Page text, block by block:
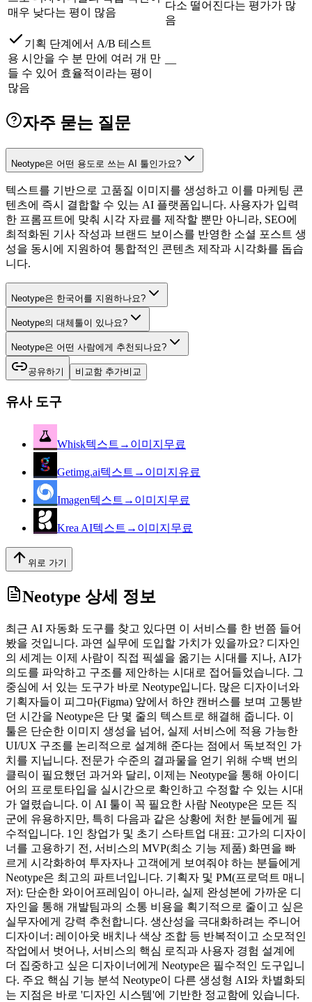
매우 낮다는 평이 많음
다소 떨어진다는 평가가 많
음
기획 단계에서 A/B 테스트
용 시안을 수 분 만에 여러 개 만
들 수 있어 효율적이라는 평이
많음
—
자주 묻는 질문
Neotype은 어떤 용도로 쓰는 AI 툴인가요?
텍스트를 기반으로 고품질 이미지를 생성하고 이를 마케팅 콘
텐츠에 즉시 결합할 수 있는 AI 플랫폼입니다. 사용자가 입력
한 프롬프트에 맞춰 시각 자료를 제작할 뿐만 아니라, SEO에
최적화된 기사 작성과 브랜드 보이스를 반영한 소셜 포스트 생
성을 동시에 지원하여 통합적인 콘텐츠 제작과 시각화를 돕습
니다.
Neotype은 한국어를 지원하나요?
Neotype의 대체툴이 있나요?
Neotype은 어떤 사람에게 추천되나요?
공유하기 비교함 추가비교
유사 도구
Whisk텍스트→이미지 무료
Getimg.ai텍스트→이미지 유료
Imagen텍스트→이미지 무료
Krea AI텍스트→이미지 무료
위로 가기
Neotype 상세 정보
최근 AI 자동화 도구를 찾고 있다면 이 서비스를 한 번쯤 들어
봤을 것입니다. 과연 실무에 도입할 가치가 있을까요? 디자인
의 세계는 이제 사람이 직접 픽셀을 옮기는 시대를 지나, AI가
의도를 파악하고 구조를 제안하는 시대로 접어들었습니다. 그
중심에 서 있는 도구가 바로 Neotype입니다. 많은 디자이너와
기획자들이 피그마(Figma) 앞에서 하얀 캔버스를 보며 고통받
던 시간을 Neotype은 단 몇 줄의 텍스트로 해결해 줍니다. 이
툴은 단순한 이미지 생성을 넘어, 실제 서비스에 적용 가능한
UI/UX 구조를 논리적으로 설계해 준다는 점에서 독보적인 가
치를 지닙니다. 전문가 수준의 결과물을 얻기 위해 수백 번의
클릭이 필요했던 과거와 달리, 이제는 Neotype을 통해 아이디
어의 프로토타입을 실시간으로 확인하고 수정할 수 있는 시대
가 열렸습니다. 이 AI 툴이 꼭 필요한 사람 Neotype은 모든 직
군에 유용하지만, 특히 다음과 같은 상황에 처한 분들에게 필
수적입니다. 1인 창업가 및 초기 스타트업 대표: 고가의 디자이
너를 고용하기 전, 서비스의 MVP(최소 기능 제품) 화면을 빠
르게 시각화하여 투자자나 고객에게 보여줘야 하는 분들에게
Neotype은 최고의 파트너입니다. 기획자 및 PM(프로덕트 매니
저): 단순한 와이어프레임이 아니라, 실제 완성본에 가까운 디
자인을 통해 개발팀과의 소통 비용을 획기적으로 줄이고 싶은
실무자에게 강력 추천합니다. 생산성을 극대화하려는 주니어
디자이너: 레이아웃 배치나 색상 조합 등 반복적이고 소모적인
작업에서 벗어나, 서비스의 핵심 로직과 사용자 경험 설계에
더 집중하고 싶은 디자이너에게 Neotype은 필수적인 도구입니
다. 주요 핵심 기능 분석 Neotype이 다른 생성형 AI와 차별화되
는 지점은 바로 '디자인 시스템'에 기반한 정교함에 있습니다.